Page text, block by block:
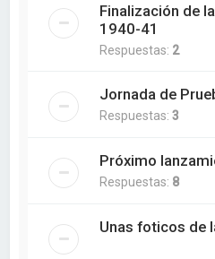
Finalización de
1940-41
Respuestas: 2
Jornada de
Respuestas:3
Próximo
Respuestas: 8
Unas foticos de